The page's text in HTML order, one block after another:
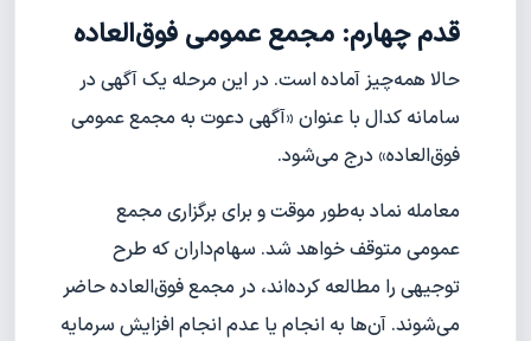
قدم چهارم: مجمع عمومی فوق‌العاده
حالا همه‌چیز آماده است. در این مرحله یک آگهی در
سامانه کدال با عنوان «آگهی دعوت به مجمع عمومی
فوق‌العاده» درج می‌شود.
معامله نماد به‌طور موقت و برای برگزاری مجمع
عمومی متوقف خواهد شد. سهام‌داران که طرح
توجیهی را مطالعه کرده‌اند، در مجمع فوق‌العاده حاضر
می‌شوند. آن‌ها به انجام یا عدم انجام افزایش سرمایه